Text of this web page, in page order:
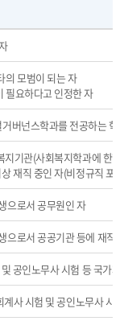
모범이 되는 자
요하다고 인정한 자
버넌스학과를 전공하는 학
기관(사회복지학과에 한
재직 중인 자(비정규직 포
으로서 공무원인 자
로서 공공기관 등에 재직
공인노무사 시험 등 국가
사 시험 및 공인노무사 시